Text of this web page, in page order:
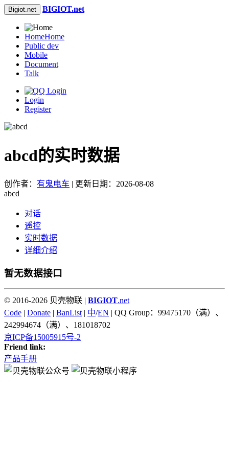
Bigiot.net BIGIOT.net
HomeHome
Public dev
Mobile
Document
Talk
Login
Register
abcd的实时数据
创作者： 有鬼电车 | 更新日期：2026-08-08
abcd
对话
遥控
实时数据
详细介绍
暂无数据接口
© 2016-2026 贝壳物联 | BIGIOT.net
Code | Donate | BanList | 中/EN | QQ Group：99475170（满）、
242994674（满）、181018702
京ICP备15005915号-2
Friend link:
产品手册